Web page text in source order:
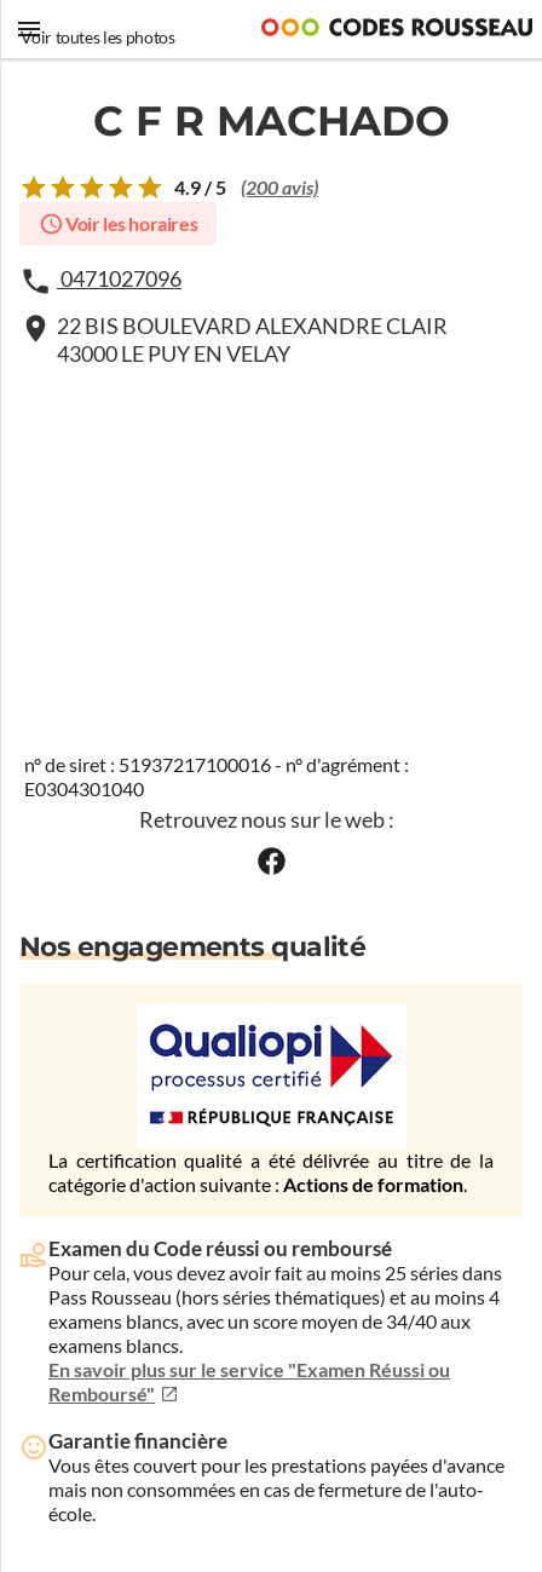
Voir toutes les photos
C F R MACHADO
4.9 / 5 (200 avis)
Voir les horaires
0471027096
22 BIS BOULEVARD ALEXANDRE CLAIR
43000 LE PUY EN VELAY
n° de siret : 51937217100016 - n° d'agrément :
E0304301040
Retrouvez nous sur le web :
Nos engagements qualité
La certification qualité a été délivrée au titre de la
catégorie d'action suivante : Actions de formation.
Examen du Code réussi ou remboursé
Pour cela, vous devez avoir fait au moins 25 séries dans
Pass Rousseau (hors séries thématiques) et au moins 4
examens blancs, avec un score moyen de 34/40 aux
examens blancs.
En savoir plus sur le service "Examen Réussi ou
Remboursé"
Garantie financière
Vous êtes couvert pour les prestations payées d'avance
mais non consommées en cas de fermeture de l'auto-
école.